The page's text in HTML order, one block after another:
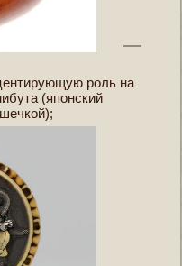
роль на
(японский